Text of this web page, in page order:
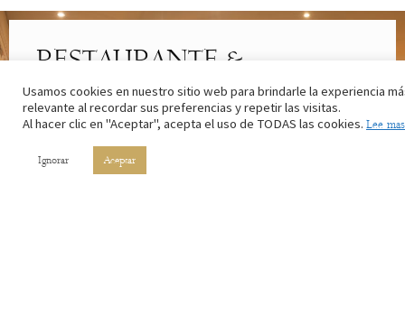
RESTAURANTE &
CAFETERÍA
Lo mejor de la cocina riojana. Con los ingredientes de nuestros
Usamos cookies en nuestro sitio web para brindarle la experiencia
relevante al recordar sus preferencias y repetir las visitas.
Al hacer clic en "Aceptar", acepta el uso de TODAS las cookies. Lee mas
Ignorar Aceptar